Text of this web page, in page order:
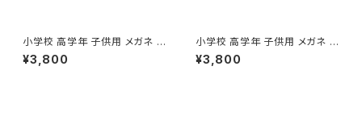
小学校 高学年 子供用 メガネ 5
325-8 眼鏡 キッズ パソコン メ
ガネ 男の子 女の子 子ども用 9
¥3,800
小学校 高学年 子供用 メガネ 5
325-5 眼鏡 キッズ パソコン メ
ガネ 男の子 女の子 子ども用 9
¥3,800